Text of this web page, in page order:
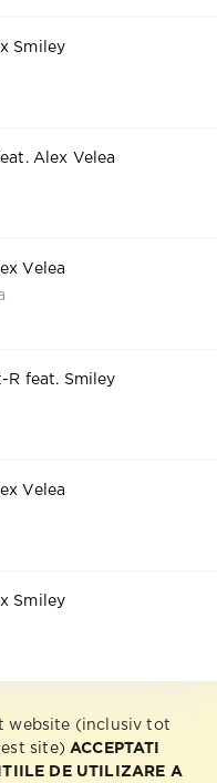
Smiley
Alex Velea
Velea
R feat. Smiley
Velea
Smiley
website (inclusiv tot
site) ACCEPTATI
DE UTILIZARE A